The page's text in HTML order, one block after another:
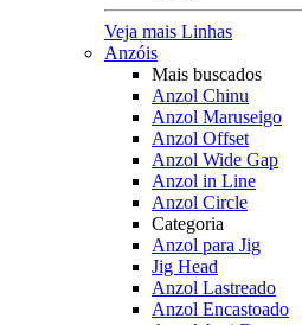
Veja mais Linhas
Anzóis
Mais buscados
Anzol Chinu
Anzol Maruseigo
Anzol Offset
Anzol Wide Gap
Anzol in Line
Anzol Circle
Categoria
Anzol para Jig
Jig Head
Anzol Lastreado
Anzol Encastoado